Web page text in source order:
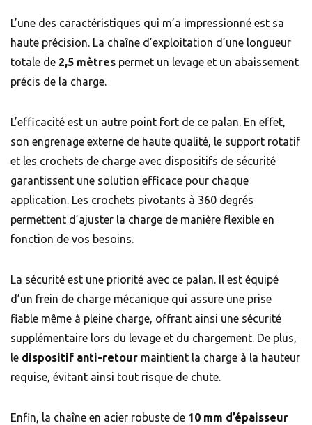
L’une des caractéristiques qui m’a impressionné est sa
haute précision. La chaîne d’exploitation d’une longueur
totale de 2,5 mètres permet un levage et un abaissement
précis de la charge.
L’efficacité est un autre point fort de ce palan. En effet,
son engrenage externe de haute qualité, le support rotatif
et les crochets de charge avec dispositifs de sécurité
garantissent une solution efficace pour chaque
application. Les crochets pivotants à 360 degrés
permettent d’ajuster la charge de manière flexible en
fonction de vos besoins.
La sécurité est une priorité avec ce palan. Il est équipé
d’un frein de charge mécanique qui assure une prise
fiable même à pleine charge, offrant ainsi une sécurité
supplémentaire lors du levage et du chargement. De plus,
le dispositif anti-retour maintient la charge à la hauteur
requise, évitant ainsi tout risque de chute.
Enfin, la chaîne en acier robuste de 10 mm d’épaisseur